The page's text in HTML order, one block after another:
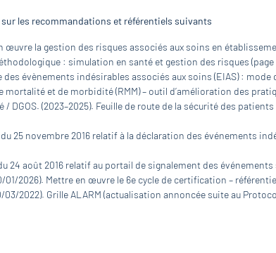
les recommandations et référentiels suivants
œuvre la gestion des risques associés aux soins en
: simulation en santé et gestion des risques (page
des évènements indésirables associés aux soins (EIAS) : mode
mortalité et de morbidité (RMM) – outil d’amélioration des
/ DGOS. (2023–2025). Feuille de route de la sécurité des
du 25 novembre 2016 relatif à la déclaration des événements
du 24 août 2016 relatif au portail de signalement des
01/2026). Mettre en œuvre le 6e cycle de certification –
03/2022). Grille ALARM (actualisation annoncée suite au